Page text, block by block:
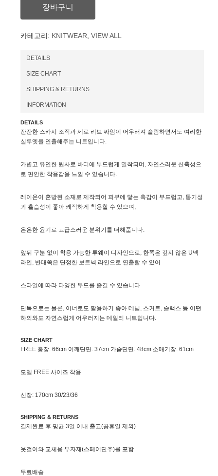
장바구니
카테고리: KNITWEAR VIEW ALL
DETAILS
SIZE CHART
SHIPPING & RETURNS
INFORMATION
DETAILS
잔잔한 스카시 조직과 세로 리브 짜임이 어우러져 슬림하면서도 여리한
실루엣을 연출해주는 니트입니다.
가볍고 유연한 원사로 바디에 부드럽게 밀착되며, 자연스러운 신축성으
로 편안한 착용감을 느낄 수 있습니다.
레이온이 혼방된 소재로 제작되어 피부에 닿는 촉감이 부드럽고, 통기성
과 흡습성이 좋아 쾌적하게 착용할 수 있으며,
은은한 윤기로 고급스러운 분위기를 더해줍니다.
앞뒤 구분 없이 착용 가능한 투웨이 디자인으로, 한쪽은 깊지 않은 U넥
라인, 반대쪽은 단정한 보트넥 라인으로 연출할 수 있어
스타일에 따라 다양한 무드를 즐길 수 있습니다.
단독으로는 물론, 이너로도 활용하기 좋아 데님, 스커트, 슬랙스 등 어떤
하의와도 자연스럽게 어우러지는 데일리 니트입니다.
SIZE CHART
FREE 총장: 66cm 어깨단면: 37cm 가슴단면: 48cm 소매기장: 61cm
모델 FREE 사이즈 착용
신장: 170cm 30/23/36
SHIPPING & RETURNS
결제완료 후 평균 3일 이내 출고(공휴일 제외)
옷걸이와 교체용 부자재(스페어단추)를 포함
무료배송